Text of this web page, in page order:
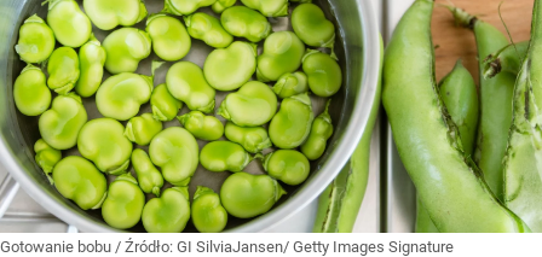
Gotowanie bobu / Źródło: GI SilviaJansen/ Getty Images Signature